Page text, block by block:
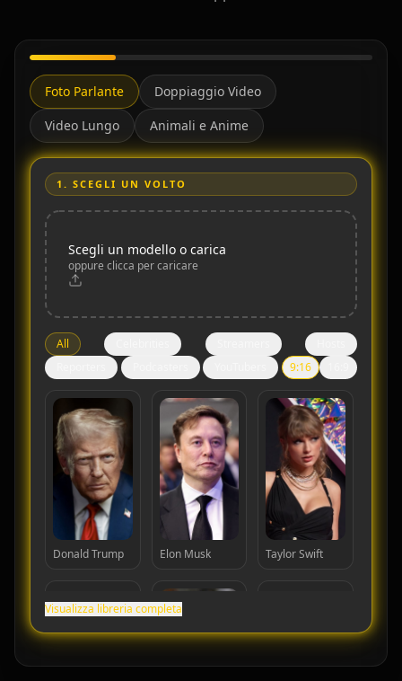
Foto Parlante
Doppiaggio Video
Video Lungo
Animali e Anime
1. SCEGLI UN VOLTO
Scegli un modello o carica
oppure clicca per caricare
All
9:16
Donald Trump Elon Musk Taylor Swift
Visualizza libreria completa